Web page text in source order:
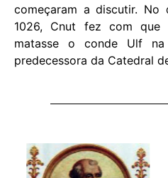
começaram a discutir.
1026, Cnut fez com que
matasse o conde Ulf
predecessora da Catedral